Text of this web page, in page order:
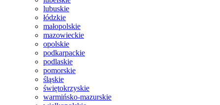
lubuskie
łódzkie
małopolskie
mazowieckie
opolskie
podkarpackie
podlaskie
pomorskie
śląskie
świętokrzyskie
warmińsko-mazurskie